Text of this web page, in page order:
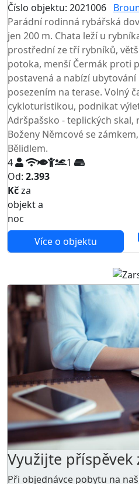
Číslo objektu: 2021006
Parádní rodinná rybářská
jen 200 m. Chata leží u
prostřední ze tří rybníků,
potoka, menší Čermák proti
postavená a nabízí ubytování
posezením na terase. Volný
cykloturistikou, podnikat
Adršpašsko - teplických
Boženy Němcové se
Bělidlem.
4
1
Od: 2.393
Kčza
objekt a
noc
Více o objektu
Využijte příspěvek
Při objednávce pobytu na